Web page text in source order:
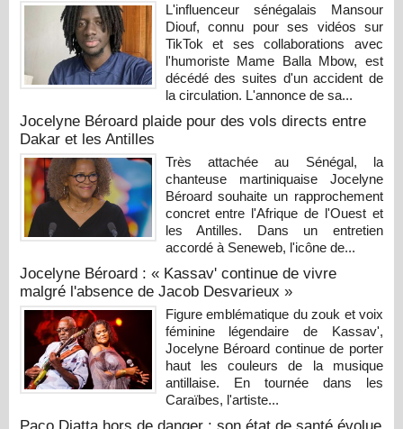
L'influenceur sénégalais Mansour
Diouf, connu pour ses vidéos sur
TikTok et ses collaborations avec
l'humoriste Mame Balla Mbow, est
décédé des suites d'un accident de
la circulation. L'annonce de sa...
Jocelyne Béroard plaide pour des vols directs entre
Dakar et les Antilles
Très attachée au Sénégal, la
chanteuse martiniquaise Jocelyne
Béroard souhaite un rapprochement
concret entre l'Afrique de l'Ouest et
les Antilles. Dans un entretien
accordé à Seneweb, l'icône de...
Jocelyne Béroard : « Kassav' continue de vivre
malgré l'absence de Jacob Desvarieux »
Figure emblématique du zouk et voix
féminine légendaire de Kassav',
Jocelyne Béroard continue de porter
haut les couleurs de la musique
antillaise. En tournée dans les
Caraïbes, l'artiste...